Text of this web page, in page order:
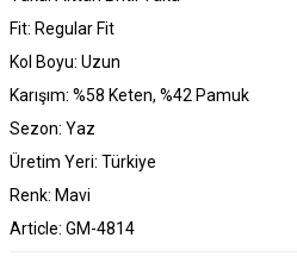
Fit: Regular Fit
Kol Boyu: Uzun
Karışım: %58 Keten, %42 Pamuk
Sezon: Yaz
Üretim Yeri: Türkiye
Renk: Mavi
Article: GM-4814